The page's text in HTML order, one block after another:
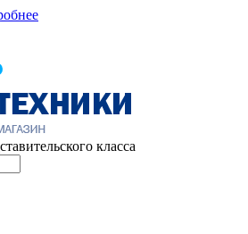
класса